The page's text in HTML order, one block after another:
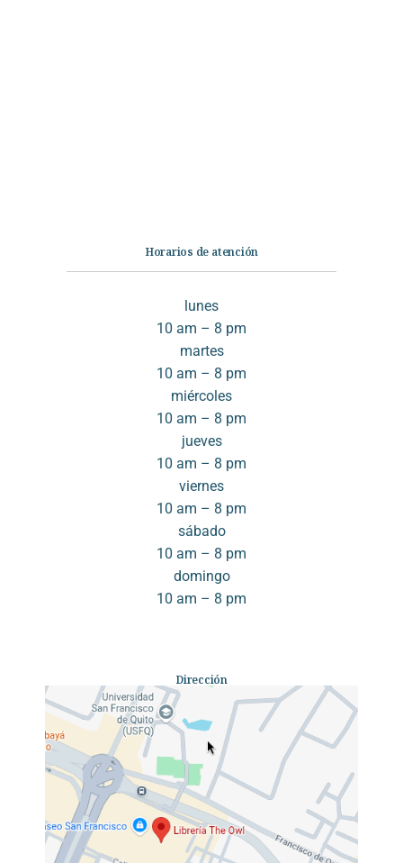
Horarios de atención
lunes
10 am – 8 pm
martes
10 am – 8 pm
miércoles
10 am – 8 pm
jueves
10 am – 8 pm
viernes
10 am – 8 pm
sábado
10 am – 8 pm
domingo
10 am – 8 pm
Dirección